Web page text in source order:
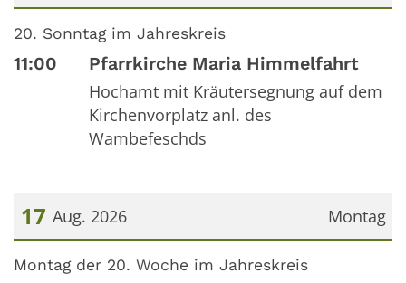
Datum: 16. August 2026
20. Sonntag im Jahreskreis
11:00 Pfarrkirche Maria Himmelfahrt
Hochamt mit Kräutersegnung auf dem
Kirchenvorplatz anl. des
Wambefeschds
Montag
17 Aug. 2026
Datum: 17. August 2026
Montag der 20. Woche im Jahreskreis